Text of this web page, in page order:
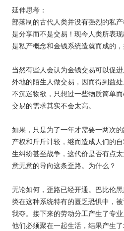
延伸思考：
部落制的古代人类并没有强烈的私
是分享而不是交易！现今人类所表
是私产概念和金钱系统造就而成的，
当然有些人会认为金钱交易可以促
外地的陌生人做交易，因而得到益
不沉迷物欲，只想过一些物质简单
交易的需求其实不会太高。
如果，只是为了一年才需要一两次
产权和斤斤计较，继而造成人们的
生纠纷甚至战争，这代价是否有点
意无意的导向这条歪路。为什么？
无论如何，歪路已经开通。巴比伦
类在这种系统特有的匮乏恐惧中，
我夺。接下来的劳动分工产生了专
他们必须聚在一起生活，结果产生